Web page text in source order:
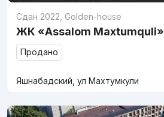
Сдан 2022 Golden-house
ЖК «Assalom Maxtumquli»
Продано
Яшнабадский, ул Махтумкули